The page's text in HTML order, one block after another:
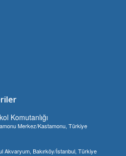
Komutanlığı
Merkez/Kastamonu, Türkiye
Akvaryum, Bakırköy/İstanbul, Türkiye